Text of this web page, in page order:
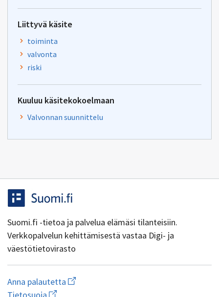
Liittyvä käsite
toiminta
valvonta
riski
Kuuluu käsitekokoelmaan
Valvonnan suunnittelu
Suomi.fi -tietoa ja palvelua elämäsi tilanteisiin.
Verkkopalvelun kehittämisestä vastaa Digi- ja
väestötietovirasto
Anna palautetta Aloita
uuden
Avaa